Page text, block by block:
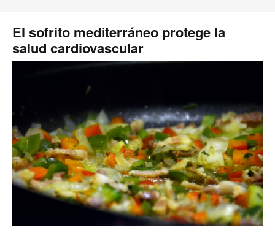
El sofrito mediterráneo protege la
salud cardiovascular